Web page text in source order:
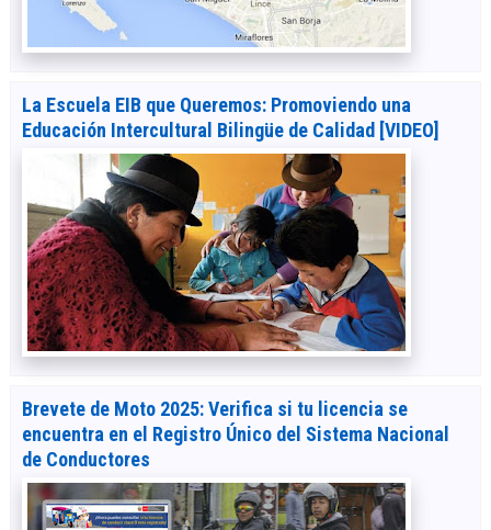
La Escuela EIB que Queremos: Promoviendo una
Educación Intercultural Bilingüe de Calidad [VIDEO]
Brevete de Moto 2025: Verifica si tu licencia se
encuentra en el Registro Único del Sistema Nacional
de Conductores